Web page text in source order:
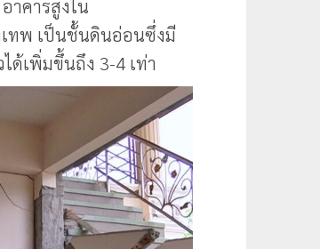
าคารสูงใน
เทพ เป็นชั้นดินอ่อนซึ่งมี
เพิ่มขึ้นถึง 3-4 เท่า